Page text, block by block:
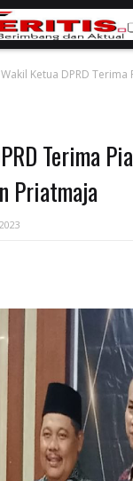
Wakil Ketua DPRD
Terima
Priatmaja